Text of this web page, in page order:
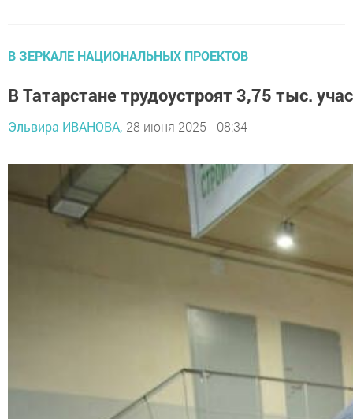
В ЗЕРКАЛЕ НАЦИОНАЛЬНЫХ ПРОЕКТОВ
В Татарстане трудоустроят 3,75 тыс.
Эльвира ИВАНОВА, 28 июня 2025 - 08:34